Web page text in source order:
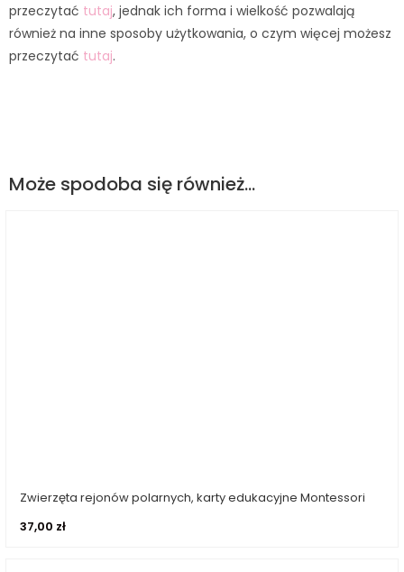
przeczytać tutaj, jednak ich forma i wielkość pozwalają
również na inne sposoby użytkowania, o czym więcej możesz
przeczytać tutaj.
Może spodoba się również…
Dodaj do koszyka
Zwierzęta rejonów polarnych, karty edukacyjne Montessori
37,00 zł